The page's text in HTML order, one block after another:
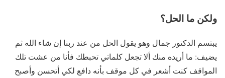
ولكن ما الحل؟
يبتسم الدكتور جمال وهو يقول الحل من عند ربنا إن شاء الله ثم
يضيف: ما أريده منك ألا تجعل كلماتي تحبطك فأنا من عشت تلك
المواقف كنت أشعر في كل موقف بأنه دافع لكي أتحسن وأصبح